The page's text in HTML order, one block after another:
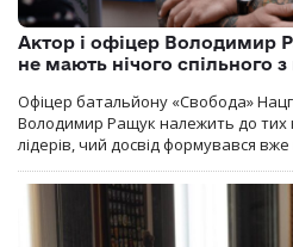
Актор і офіцер Володимир
не мають нічого спільного
Офіцер батальйону «Свобода»
Володимир Ращук належить до тих
лідерів, чий досвід формувався